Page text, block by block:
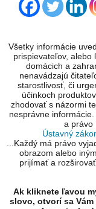
Všetky informácie
prispievateľov, alebo
domácich a
nenavádzajú
starostlivosť, či
účinkoch
zhodovať s názormi
nesprávne
a právo
Ústavný
...Každý má právo
obrazom alebo
prijímať a
Ak kliknete ľavou
slovo, otvorí sa